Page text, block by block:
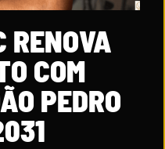
RENOVA
COM
PEDRO